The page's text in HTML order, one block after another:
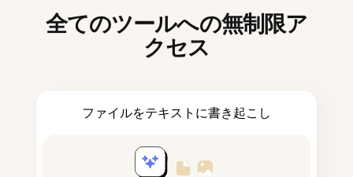
全てのツールへの無制限ア
クセス
ファイルをテキストに書き起こし